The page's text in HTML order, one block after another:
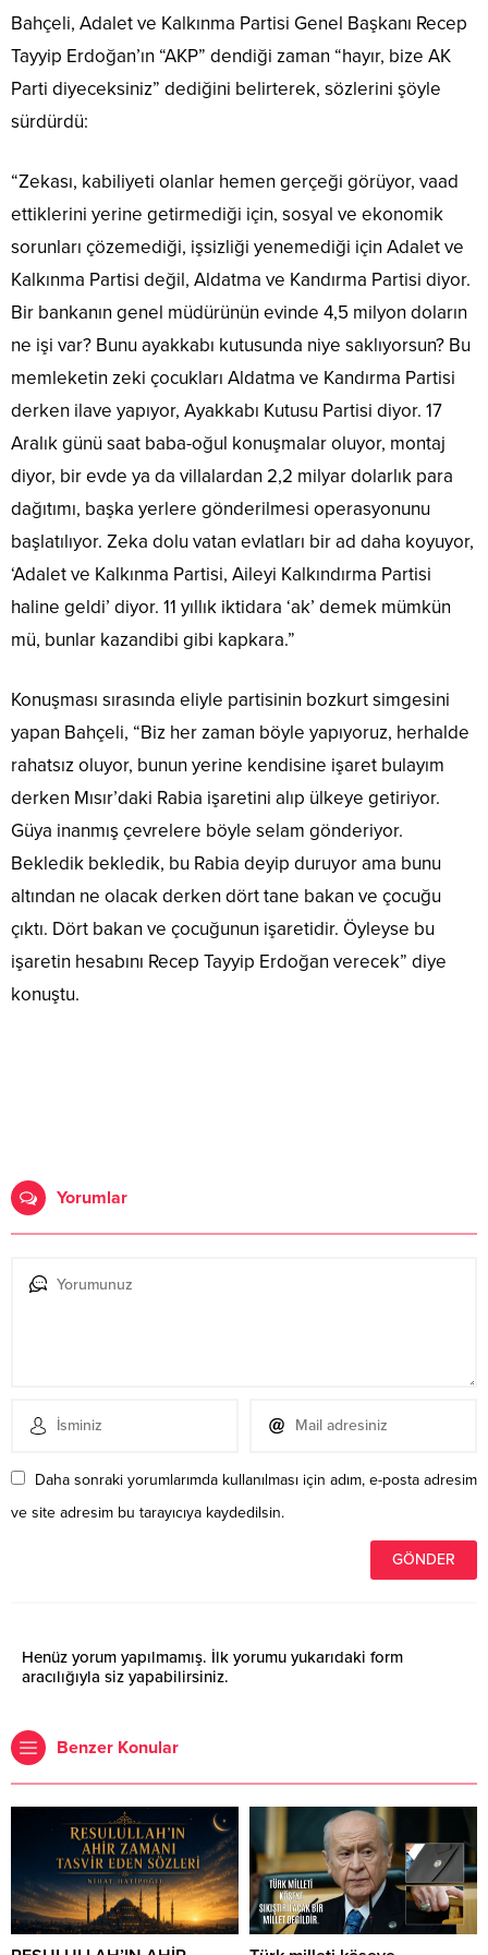
Bahçeli, Adalet ve Kalkınma Partisi Genel Başkanı Recep
Tayyip Erdoğan’ın “AKP” dendiği zaman “hayır, bize AK
Parti diyeceksiniz” dediğini belirterek, sözlerini şöyle
sürdürdü:
“Zekası, kabiliyeti olanlar hemen gerçeği görüyor, vaad
ettiklerini yerine getirmediği için, sosyal ve ekonomik
sorunları çözemediği, işsizliği yenemediği için Adalet ve
Kalkınma Partisi değil, Aldatma ve Kandırma Partisi diyor.
Bir bankanın genel müdürünün evinde 4,5 milyon doların
ne işi var? Bunu ayakkabı kutusunda niye saklıyorsun? Bu
memleketin zeki çocukları Aldatma ve Kandırma Partisi
derken ilave yapıyor, Ayakkabı Kutusu Partisi diyor. 17
Aralık günü saat baba-oğul konuşmalar oluyor, montaj
diyor, bir evde ya da villalardan 2,2 milyar dolarlık para
dağıtımı, başka yerlere gönderilmesi operasyonunu
başlatılıyor. Zeka dolu vatan evlatları bir ad daha koyuyor,
‘Adalet ve Kalkınma Partisi, Aileyi Kalkındırma Partisi
haline geldi’ diyor. 11 yıllık iktidara ‘ak’ demek mümkün
mü, bunlar kazandibi gibi kapkara.”
Konuşması sırasında eliyle partisinin bozkurt simgesini
yapan Bahçeli, “Biz her zaman böyle yapıyoruz, herhalde
rahatsız oluyor, bunun yerine kendisine işaret bulayım
derken Mısır’daki Rabia işaretini alıp ülkeye getiriyor.
Güya inanmış çevrelere böyle selam gönderiyor.
Bekledik bekledik, bu Rabia deyip duruyor ama bunu
altından ne olacak derken dört tane bakan ve çocuğu
çıktı. Dört bakan ve çocuğunun işaretidir. Öyleyse bu
işaretin hesabını Recep Tayyip Erdoğan verecek” diye
konuştu.
Yorumlar
Daha sonraki yorumlarımda kullanılması için adım, e-posta adresim
ve site adresim bu tarayıcıya kaydedilsin.
Henüz yorum yapılmamış. İlk yorumu yukarıdaki form
aracılığıyla siz yapabilirsiniz.
Benzer Konular